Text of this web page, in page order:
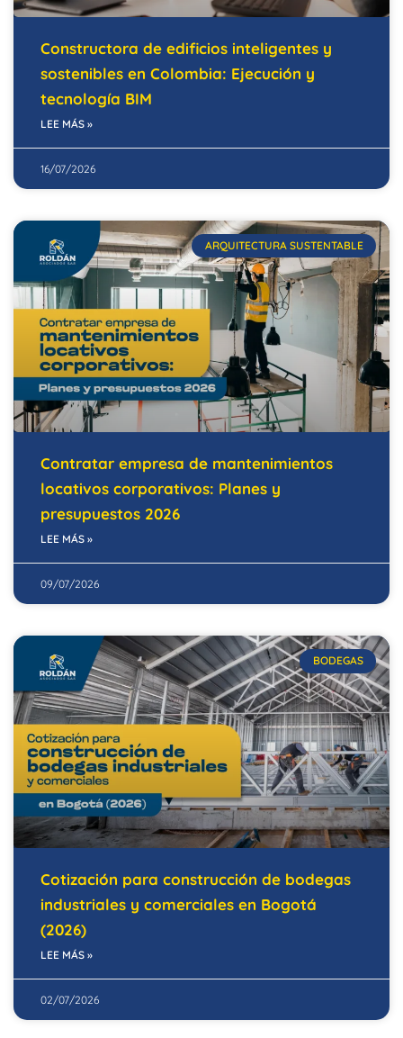
Constructora de edificios inteligentes y
sostenibles en Colombia: Ejecución y
tecnología BIM
LEE MÁS »
16/07/2026
ARQUITECTURA SUSTENTABLE
Contratar empresa de mantenimientos
locativos corporativos: Planes y
presupuestos 2026
LEE MÁS »
09/07/2026
BODEGAS
Cotización para construcción de bodegas
industriales y comerciales en Bogotá
(2026)
LEE MÁS »
02/07/2026